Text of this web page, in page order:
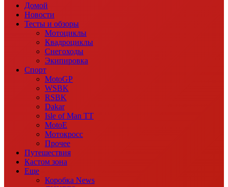
Домой
Новости
Тесты и обзоры
Мотоциклы
Квадроциклы
Снегоходы
Экипировка
Спорт
MotoGP
WSBK
RSBK
Dakar
Isle of Man TT
MotoE
Мотокросс
Прочее
Путешествия
Кастом зона
Еще
Коробка News